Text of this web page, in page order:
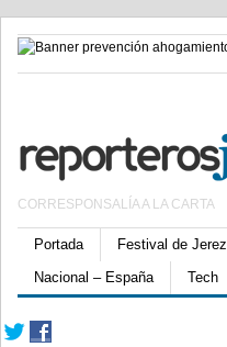
CORRESPONSALÍA A LA CARTA
Portada Festival de Jerez
Nacional – España
Tech